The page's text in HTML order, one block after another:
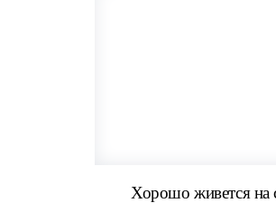
Хорошо живется на